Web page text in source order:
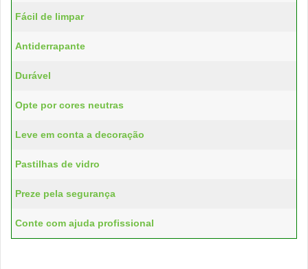
Fácil de limpar
Antiderrapante
Durável
Opte por cores neutras
Leve em conta a decoração
Pastilhas de vidro
Preze pela segurança
Conte com ajuda profissional